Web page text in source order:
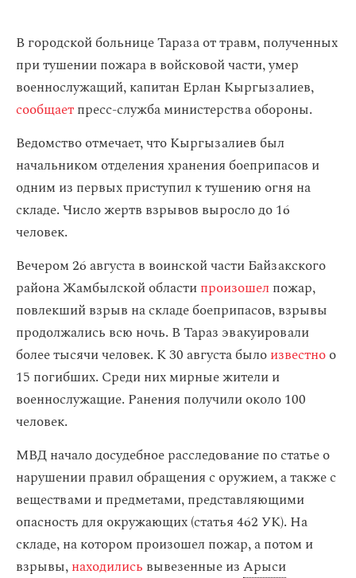
В городской больнице Тараза от травм, полученных
при тушении пожара в войсковой части, умер
военнослужащий, капитан Ерлан Кыргызалиев,
сообщаетпресс-служба министерства обороны.
Ведомство отмечает, что Кыргызалиев был
начальником отделения хранения боеприпасов и
одним из первых приступил к тушению огня на
складе. Число жертв взрывов выросло до 16
человек.
Вечером 26 августа в воинской части Байзакского
района Жамбылской областипроизошел пожар,
повлекший взрыв на складе боеприпасов, взрывы
продолжались всю ночь. В Тараз эвакуировали
более тысячи человек. К 30 августа былоизвестноо
15 погибших. Среди них мирные жители и
военнослужащие. Ранения получили около 100
человек.
МВД начало досудебное расследование по статье о
нарушении правил обращения с оружием, а также с
веществами и предметами, представляющими
опасность для окружающих (статья 462 УК). На
складе, на котором произошел пожар, а потом и
взрывы,находились вывезенные изАрыси